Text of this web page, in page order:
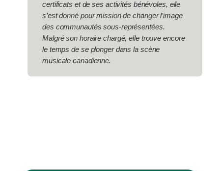
certificats et de ses activités bénévoles, elle
s’est donné pour mission de changer l’image
des communautés sous-représentées.
Malgré son horaire chargé, elle trouve encore
le temps de se plonger dans la scène
musicale canadienne.